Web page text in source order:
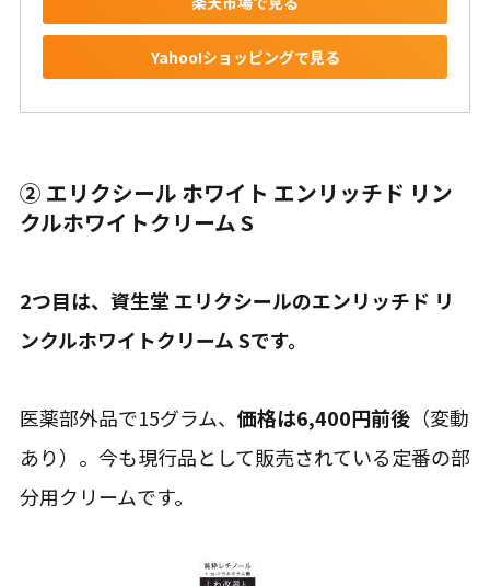
Yahoo!ショッピングで見る
② エリクシール ホワイト エンリッチド リン
クルホワイトクリーム S
2つ目は、資生堂 エリクシールのエンリッチド リ
ンクルホワイトクリーム Sです。
医薬部外品で15グラム、 価格は6,400円前後（変動
あり）。今も現行品として販売されている定番の部
分用クリームです。